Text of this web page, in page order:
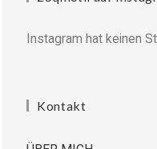
Instagram hat keinen
Kontakt